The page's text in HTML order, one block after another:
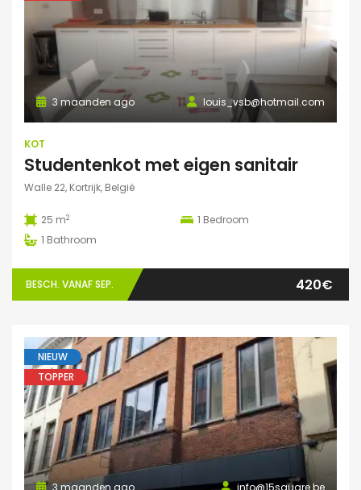
louis_vsb@hotmail.com
3 maanden ago
KOT
Studentenkot met eigen sanitair
Walle 22, Kortrijk, België
25 m2 1 Bedroom
1 Bathroom
BESCH. VANAF SEP. 420€
NIEUW
TOPPER
info@15square.be
3 maanden ago